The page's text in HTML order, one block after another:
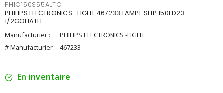
PHIC150S55ALTO
PHILIPS ELECTRONICS -LIGHT 467233 LAMPE SHP 150ED23
1/2GOLIATH
Manufacturier :
PHILIPS ELECTRONICS -LIGHT
# Manufacturier : 467233
En inventaire